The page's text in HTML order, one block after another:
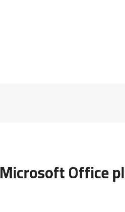
Microsoft Office